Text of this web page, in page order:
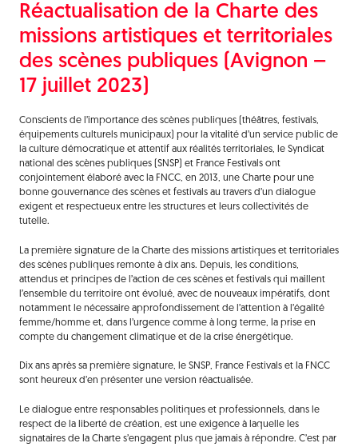
Réactualisation de la Charte des
missions artistiques et territoriales
des scènes publiques (Avignon –
17 juillet 2023)
Conscients de l’importance des scènes publiques (théâtres, festivals,
équipements culturels municipaux) pour la vitalité d’un service public de
la culture démocratique et attentif aux réalités territoriales, le Syndicat
national des scènes publiques (SNSP) et France Festivals ont
conjointement élaboré avec la FNCC, en 2013, une Charte pour une
bonne gouvernance des scènes et festivals au travers d’un dialogue
exigent et respectueux entre les structures et leurs collectivités de
tutelle.
La première signature de la Charte des missions artistiques et territoriales
des scènes publiques remonte à dix ans. Depuis, les conditions,
attendus et principes de l’action de ces scènes et festivals qui maillent
l’ensemble du territoire ont évolué, avec de nouveaux impératifs, dont
notamment le nécessaire approfondissement de l’attention à l’égalité
femme/homme et, dans l’urgence comme à long terme, la prise en
compte du changement climatique et de la crise énergétique.
Dix ans après sa première signature, le SNSP, France Festivals et la FNCC
sont heureux d’en présenter une version réactualisée.
Le dialogue entre responsables politiques et professionnels, dans le
respect de la liberté de création, est une exigence à laquelle les
signataires de la Charte s’engagent plus que jamais à répondre. C’est par